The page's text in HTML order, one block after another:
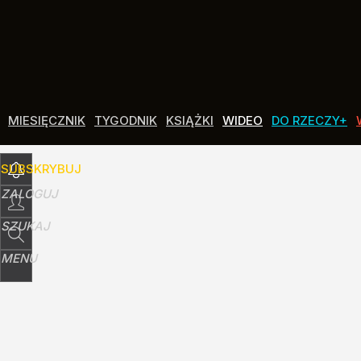
MIESIĘCZNIK TYGODNIK KSIĄŻKI WIDEO DO RZECZY+
SUBSKRYBUJ
ZALOGUJ
SZUKAJ
MENU